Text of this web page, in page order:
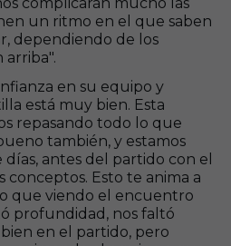
un ritmo en el que saben
dependiendo de los
en su equipo y
está muy bien. Esta
repasando todo lo que
también, y estamos
antes del partido con el
conceptos. Esto te anima a
que viendo el encuentro
profundidad, nos faltó
en el partido, pero